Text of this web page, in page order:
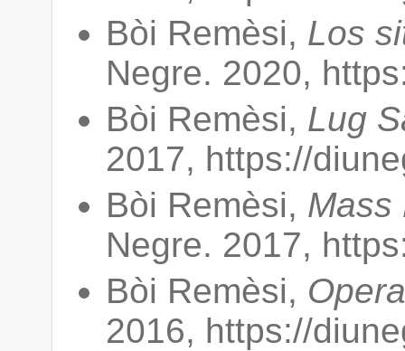
Bòi Remèsi, Los
Negre. 2020,
Bòi Remèsi, Lug
2017, https://
Bòi Remèsi, Mass
Negre. 2017,
Bòi Remèsi,
2016, https://